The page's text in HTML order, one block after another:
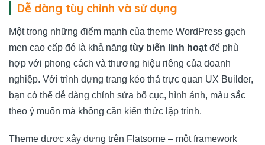
Dễ dàng tùy chỉnh và sử dụng
Một trong những điểm mạnh của theme WordPress gạch
men cao cấp đó là khả năng tùy biến linh hoạt để phù
hợp với phong cách và thương hiệu riêng của doanh
nghiệp. Với trình dựng trang kéo thả trực quan UX Builder,
bạn có thể dễ dàng chỉnh sửa bố cục, hình ảnh, màu sắc
theo ý muốn mà không cần kiến thức lập trình.
Theme được xây dựng trên Flatsome – một framework